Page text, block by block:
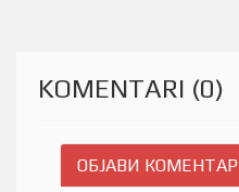
KOMENTARI (0)
ОБЈАВИ КОМЕНТАР